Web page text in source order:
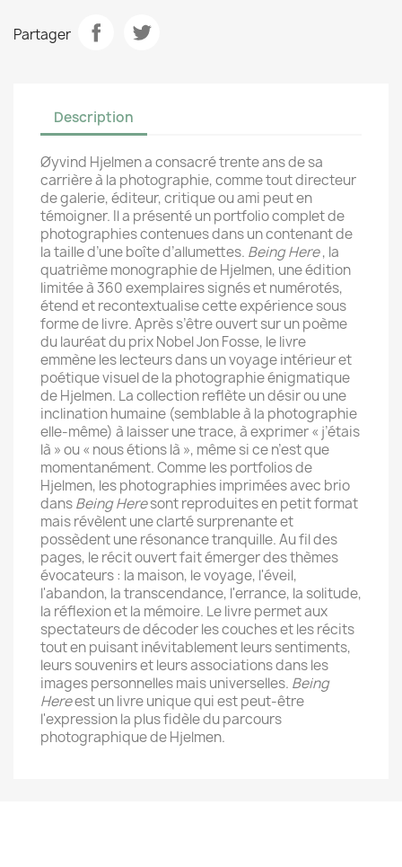
Partager
Description
Øyvind Hjelmen a consacré trente ans de sa
carrière à la photographie, comme tout directeur
de galerie, éditeur, critique ou ami peut en
témoigner. Il a présenté un portfolio complet de
photographies contenues dans un contenant de
la taille d’une boîte d’allumettes. Being Here, la
quatrième monographie de Hjelmen, une édition
limitée à 360 exemplaires signés et numérotés,
étend et recontextualise cette expérience sous
forme de livre. Après s’être ouvert sur un poème
du lauréat du prix Nobel Jon Fosse, le livre
emmène les lecteurs dans un voyage intérieur et
poétique visuel de la photographie énigmatique
de Hjelmen. La collection reflète un désir ou une
inclination humaine (semblable à la photographie
elle-même) à laisser une trace, à exprimer « j’étais
là » ou « nous étions là », même si ce n’est que
momentanément. Comme les portfolios de
Hjelmen, les photographies imprimées avec brio
dansBeing Heresont reproduites en petit format
mais révèlent une clarté surprenante et
possèdent une résonance tranquille. Au fil des
pages, le récit ouvert fait émerger des thèmes
évocateurs : la maison, le voyage, l'éveil,
l'abandon, la transcendance, l'errance, la solitude,
la réflexion et la mémoire. Le livre permet aux
spectateurs de décoder les couches et les récits
tout en puisant inévitablement leurs sentiments,
leurs souvenirs et leurs associations dans les
images personnelles mais universelles. Being
Hereest un livre unique qui est peut-être
l'expression la plus fidèle du parcours
photographique de Hjelmen.